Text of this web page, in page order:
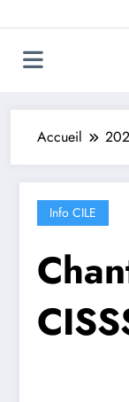
Accueil
Info CILE